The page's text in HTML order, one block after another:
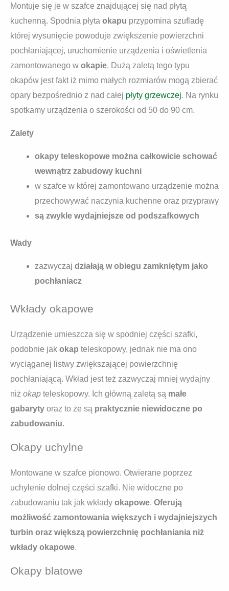
Montuje się je w szafce znajdującej się nad płytą
kuchenną. Spodnia płyta okapu przypomina szufladę
której wysunięcie powoduje zwiększenie powierzchni
pochłaniającej, uruchomienie urządzenia i oświetlenia
zamontowanego w okapie. Dużą zaletą tego typu
okapów jest fakt iż mimo małych rozmiarów mogą zbierać
opary bezpośrednio z nad całej płyty grzewczej. Na rynku
spotkamy urządzenia o szerokości od 50 do 90 cm.
Zalety
okapy teleskopowe można całkowicie schować
wewnątrz zabudowy kuchni
w szafce w której zamontowano urządzenie można
przechowywać naczynia kuchenne oraz przyprawy
są zwykle wydajniejsze od podszafkowych
Wady
zazwyczaj działają w obiegu zamkniętym jako
pochłaniacz
Wkłady okapowe
Urządzenie umieszcza się w spodniej części szafki,
podobnie jak okap teleskopowy, jednak nie ma ono
wyciąganej listwy zwiększającej powierzchnię
pochłaniającą. Wkład jest też zazwyczaj mniej wydajny
niż okap teleskopowy. Ich główną zaletą są małe
gabaryty oraz to że są praktycznie niewidoczne po
zabudowaniu.
Okapy uchylne
Montowane w szafce pionowo. Otwierane poprzez
uchylenie dolnej części szafki. Nie widoczne po
zabudowaniu tak jak wkłady okapowe. Oferują
możliwość zamontowania większych i wydajniejszych
turbin oraz większą powierzchnię pochłaniania niż
wkłady okapowe.
Okapy blatowe